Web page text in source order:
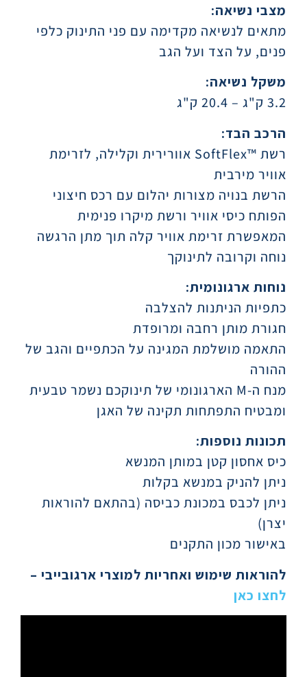
מצבי נשיאה:
מתאים לנשיאה מקדימה עם פני התינוק כלפי
פנים, על הצד ועל הגב
משקל נשיאה:
3.2 ק"ג – 20.4 ק"ג
הרכב הבד:
רשת ™SoftFlex אוורירית וקלילה, לזרימת
אוויר מירבית
הרשת בנויה מצורות יהלום עם רכס חיצוני
הפותח כיסי אוויר ורשת מיקרו פנימית
המאפשרת זרימת אוויר קלה תוך מתן הרגשה
נוחה וקרובה לתינוקך
נוחות ארגונומית:
כתפיות הניתנות להצלבה
חגורת מותן רחבה ומרופדת
התאמה מושלמת המגינה על הכתפיים והגב של
ההורה
מנח ה-M הארגונומי של תינוקכם נשמר טבעית
ומבטיח התפתחות תקינה של האגן
תכונות נוספות:
כיס אחסון קטן במותן המנשא
ניתן להניק במנשא בקלות
ניתן לכבס במכונת כביסה (בהתאם להוראות
יצרן)
באישור מכון התקנים
להוראות שימוש ואחריות למוצרי ארגובייבי –
לחצו כאן